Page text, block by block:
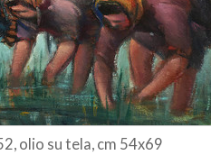
olio su tela, cm 54x69